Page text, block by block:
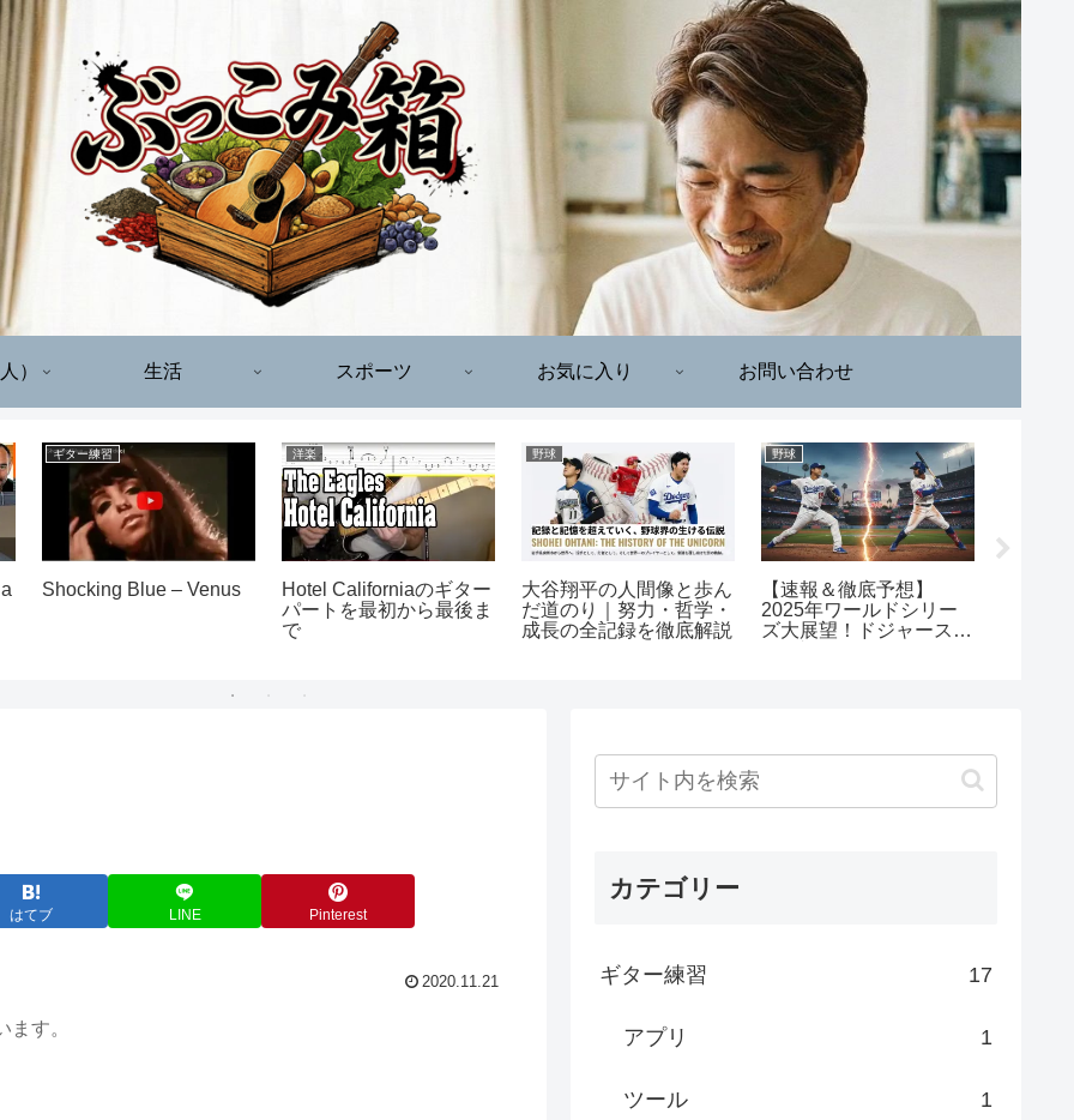
） 生活 スポーツ お気に入り お問い合わせ
ギター練習
Shocking Blue – Venus
洋楽
Hotel Californiaのギター
パートを最初から最後ま
で
野球
大谷翔平の人間像と歩ん
だ道のり｜努力・哲学・
成長の全記録を徹底解説
野球
【速報＆徹底予想】
2025年ワールドシリー
ズ大展望！ドジャース
はてブ LINE Pinterest
2020.11.21
す。
カテゴリー
ギター練習 17
アプリ 1
ツール 1